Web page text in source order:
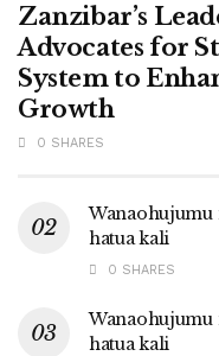
Zanzibar’s
Advocates for
System to
Growth
0 SHARES
hatua kali
0 SHARES
hatua kali